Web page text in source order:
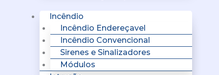
Incêndio
Incêndio Endereçavel
Incêndio Convencional
Sirenes e Sinalizadores
Módulos